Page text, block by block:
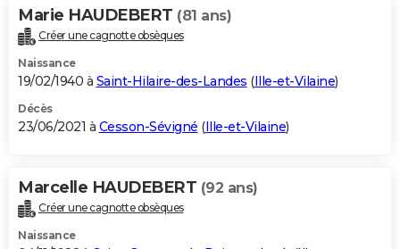
Marie HAUDEBERT (81 ans)
Créer une cagnotte obsèques
Naissance
19/02/1940 à Saint-Hilaire-des-Landes (Ille-et-Vilaine)
Décès
23/06/2021 à Cesson-Sévigné (Ille-et-Vilaine)
Marcelle HAUDEBERT (92 ans)
Créer une cagnotte obsèques
Naissance